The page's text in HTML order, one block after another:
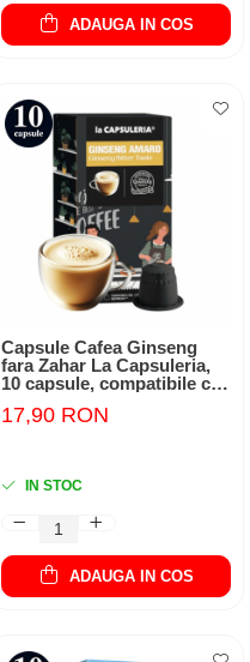
ADAUGA IN COS
Capsule Cafea Ginseng
fara Zahar La Capsuleria,
10 capsule, compatibile cu
17,90 RON
IN STOC
ADAUGA IN COS